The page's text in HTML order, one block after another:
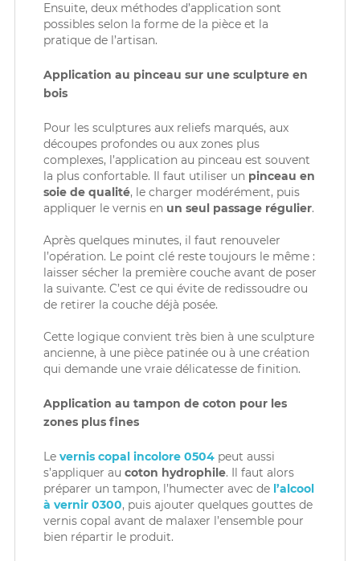
Ensuite, deux méthodes d’application sont
possibles selon la forme de la pièce et la
pratique de l’artisan.
Application au pinceau sur une sculpture en
bois
Pour les sculptures aux reliefs marqués, aux
découpes profondes ou aux zones plus
complexes, l’application au pinceau est souvent
la plus confortable. Il faut utiliser un pinceau en
soie de qualité, le charger modérément, puis
appliquer le vernis en un seul passage régulier.
Après quelques minutes, il faut renouveler
l’opération. Le point clé reste toujours le même :
laisser sécher la première couche avant de poser
la suivante. C’est ce qui évite de redissoudre ou
de retirer la couche déjà posée.
Cette logique convient très bien à une sculpture
ancienne, à une pièce patinée ou à une création
qui demande une vraie délicatesse de finition.
Application au tampon de coton pour les
zones plus fines
Levernis copal incolore 0504peut aussi
s’appliquer au coton hydrophile. Il faut alors
préparer un tampon, l’humecter avec de l’alcool
à vernir 0300, puis ajouter quelques gouttes de
vernis copal avant de malaxer l’ensemble pour
bien répartir le produit.